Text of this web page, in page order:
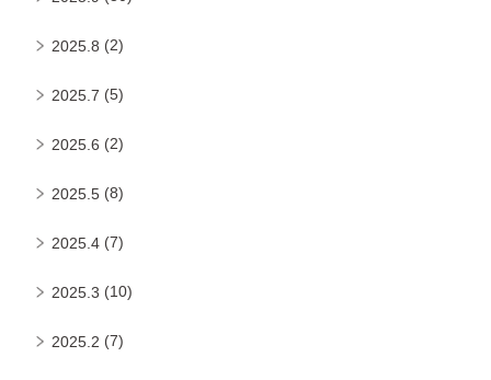
2025.8 (2)
2025.7 (5)
2025.6 (2)
2025.5 (8)
2025.4 (7)
2025.3 (10)
2025.2 (7)